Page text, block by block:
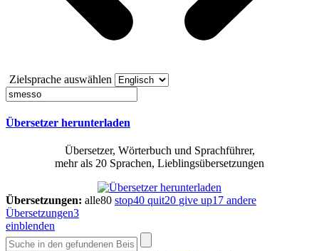
Zielsprache auswählen
Übersetzer herunterladen
Übersetzer, Wörterbuch und Sprachführer,
mehr als 20 Sprachen, Lieblingsübersetzungen
Übersetzungen: alle80 stop40 quit20 give up17 andere
Übersetzungen3
einblenden